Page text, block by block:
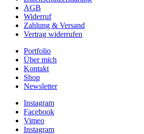
AGB
Widerruf
Zahlung & Versand
Vertrag widerrufen
Portfolio
Über mich
Kontakt
Shop
Newsletter
Instagram
Facebook
Vimeo
Instagram